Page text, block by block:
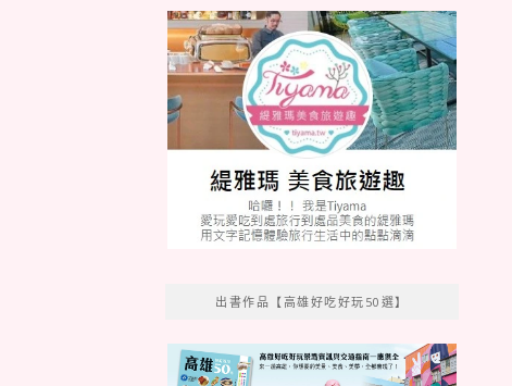
出書作品【高雄好吃好玩50選】